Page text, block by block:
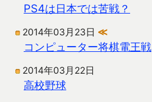
PS4は日本では苦戦？
2014年03月23日 ≪
コンピューター将棋電王戦
2014年03月22日
高校野球